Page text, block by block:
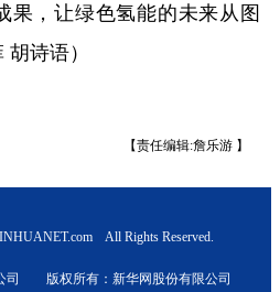
果，让绿色氢能的未来从图
诗语）
【责任编辑:詹乐游 】
All Rights Reserved.
司 版权所有：新华网股份有限公司